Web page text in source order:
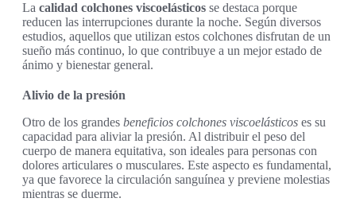
La calidad colchones viscoelásticos se destaca porque
reducen las interrupciones durante la noche. Según diversos
estudios, aquellos que utilizan estos colchones disfrutan de un
sueño más continuo, lo que contribuye a un mejor estado de
ánimo y bienestar general.
Alivio de la presión
Otro de los grandes beneficios colchones viscoelásticos es su
capacidad para aliviar la presión. Al distribuir el peso del
cuerpo de manera equitativa, son ideales para personas con
dolores articulares o musculares. Este aspecto es fundamental,
ya que favorece la circulación sanguínea y previene molestias
mientras se duerme.